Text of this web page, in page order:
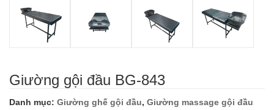
Giường gội đầu BG-843
Danh mục: Giường ghế gội đầu, Giường massage gội đầu